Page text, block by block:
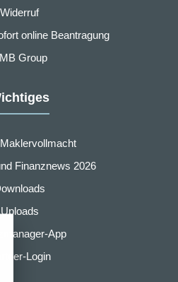
Widerruf
online Beantragung
Group
Finanznews 2026
Uploads
App
Login